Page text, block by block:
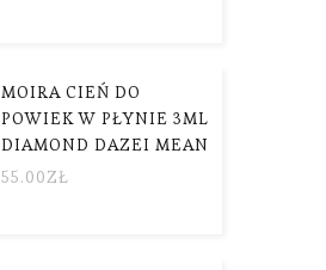
MOIRA CIEŃ DO
POWIEK W PŁYNIE 3ML
DIAMOND DAZEI MEAN
55.00ZŁ